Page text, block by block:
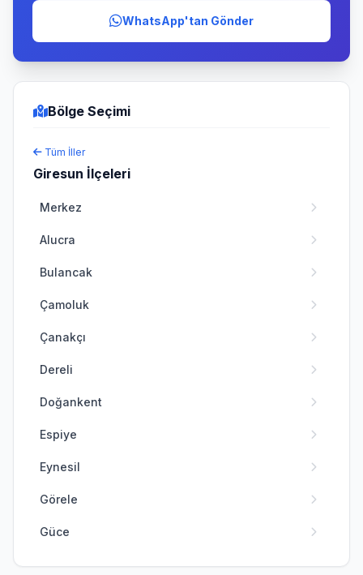
WhatsApp'tan Gönder
Bölge Seçimi
Tüm İller
Giresun İlçeleri
Merkez
Alucra
Bulancak
Çamoluk
Çanakçı
Dereli
Doğankent
Espiye
Eynesil
Görele
Güce
Keşap